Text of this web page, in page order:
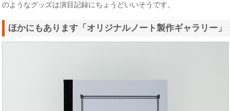
のようなグッズは演目記録にちょうどいいそうです。
ほかにもあります「オリジナルノート製作ギャラリー」